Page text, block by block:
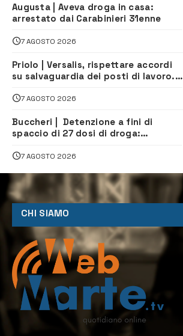
Augusta | Aveva droga in casa:
arrestato dai Carabinieri 31enne
7 AGOSTO 2026
Priolo | Versalis, rispettare accordi
su salvaguardia dei posti di lavoro. Il
7 AGOSTO 2026
Buccheri | Detenzione a fini di
spaccio di 27 dosi di droga:
7 AGOSTO 2026
CHI SIAMO